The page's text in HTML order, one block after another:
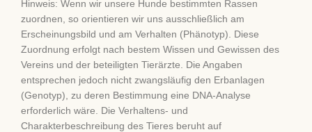
Hinweis: Wenn wir unsere Hunde bestimmten Rassen
zuordnen, so orientieren wir uns ausschließlich am
Erscheinungsbild und am Verhalten (Phänotyp). Diese
Zuordnung erfolgt nach bestem Wissen und Gewissen des
Vereins und der beteiligten Tierärzte. Die Angaben
entsprechen jedoch nicht zwangsläufig den Erbanlagen
(Genotyp), zu deren Bestimmung eine DNA-Analyse
erforderlich wäre. Die Verhaltens- und
Charakterbeschreibung des Tieres beruht auf